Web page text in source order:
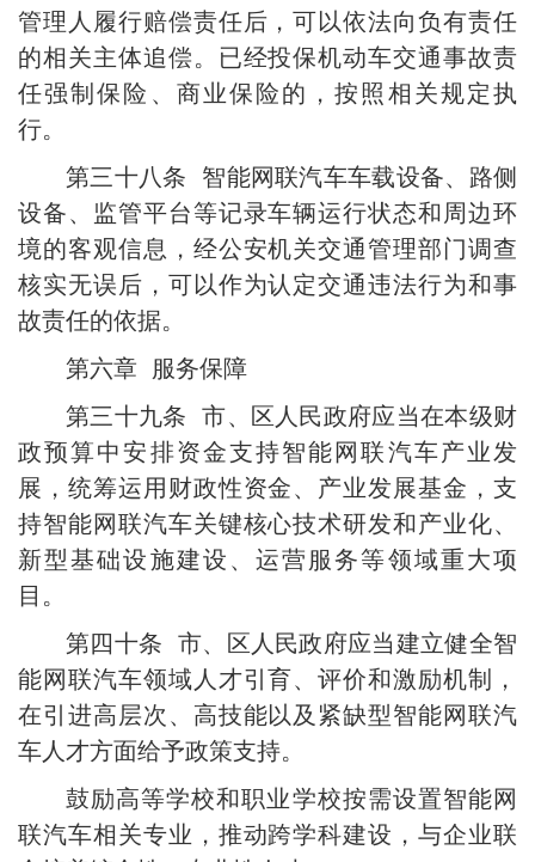
管理人履行赔偿责任后，可以依法向负有责任
的相关主体追偿。已经投保机动车交通事故责
任强制保险、商业保险的，按照相关规定执
行。
第三十八条 智能网联汽车车载设备、路侧
设备、监管平台等记录车辆运行状态和周边环
境的客观信息，经公安机关交通管理部门调查
核实无误后，可以作为认定交通违法行为和事
故责任的依据。
第六章 服务保障
第三十九条 市、区人民政府应当在本级财
政预算中安排资金支持智能网联汽车产业发
展，统筹运用财政性资金、产业发展基金，支
持智能网联汽车关键核心技术研发和产业化、
新型基础设施建设、运营服务等领域重大项
目。
第四十条 市、区人民政府应当建立健全智
能网联汽车领域人才引育、评价和激励机制，
在引进高层次、高技能以及紧缺型智能网联汽
车人才方面给予政策支持。
鼓励高等学校和职业学校按需设置智能网
联汽车相关专业，推动跨学科建设，与企业联